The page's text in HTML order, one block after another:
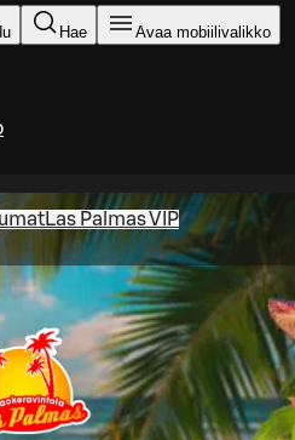
Hae Avaa mobiilivalikko
Las Palmas VIP